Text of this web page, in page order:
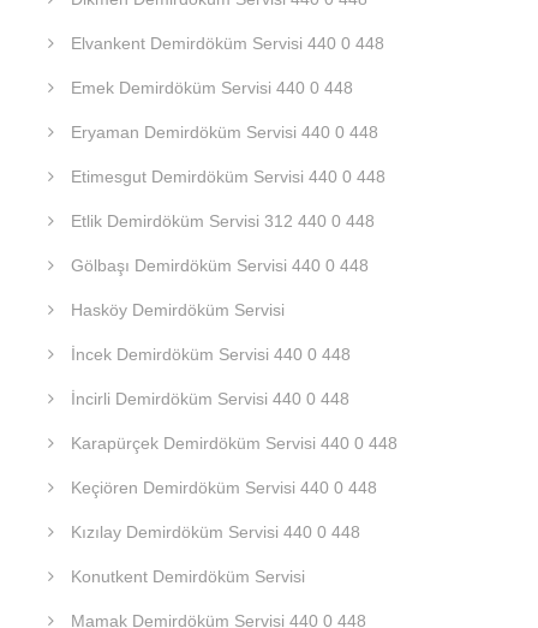
Elvankent Demirdöküm Servisi 440 0 448
Emek Demirdöküm Servisi 440 0 448
Eryaman Demirdöküm Servisi 440 0 448
Etimesgut Demirdöküm Servisi 440 0 448
Etlik Demirdöküm Servisi 312 440 0 448
Gölbaşı Demirdöküm Servisi 440 0 448
Hasköy Demirdöküm Servisi
İncek Demirdöküm Servisi 440 0 448
İncirli Demirdöküm Servisi 440 0 448
Karapürçek Demirdöküm Servisi 440 0 448
Keçiören Demirdöküm Servisi 440 0 448
Kızılay Demirdöküm Servisi 440 0 448
Konutkent Demirdöküm Servisi
Mamak Demirdöküm Servisi 440 0 448